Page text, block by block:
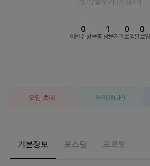
이번주 방문
0
총 방문자
1
팔로잉
0
팔로워
0
모임 초대 커피챗 (3P)
기본정보 포스팅 프로챗